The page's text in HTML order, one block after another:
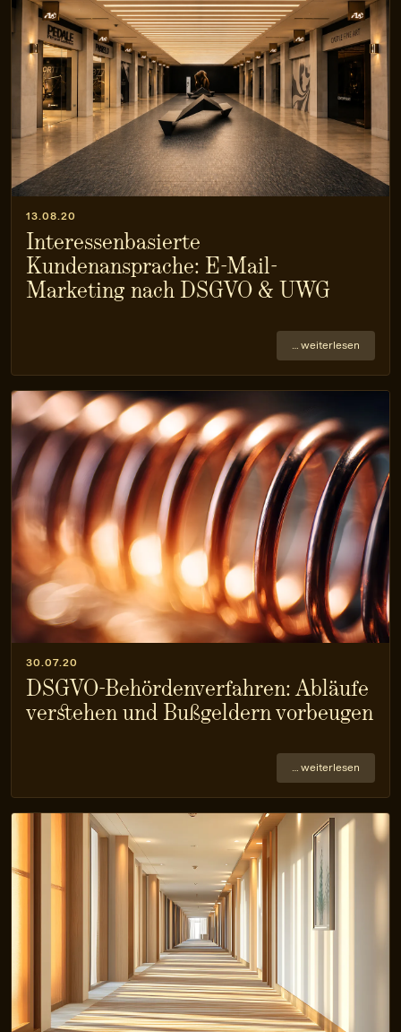
13.08.20
Interessenbasierte
Kundenansprache: E-Mail-
Marketing nach DSGVO & UWG
… weiterlesen
30.07.20
DSGVO-Behörden­verfahren: Abläufe
verstehen und Bußgeldern vorbeugen
… weiterlesen